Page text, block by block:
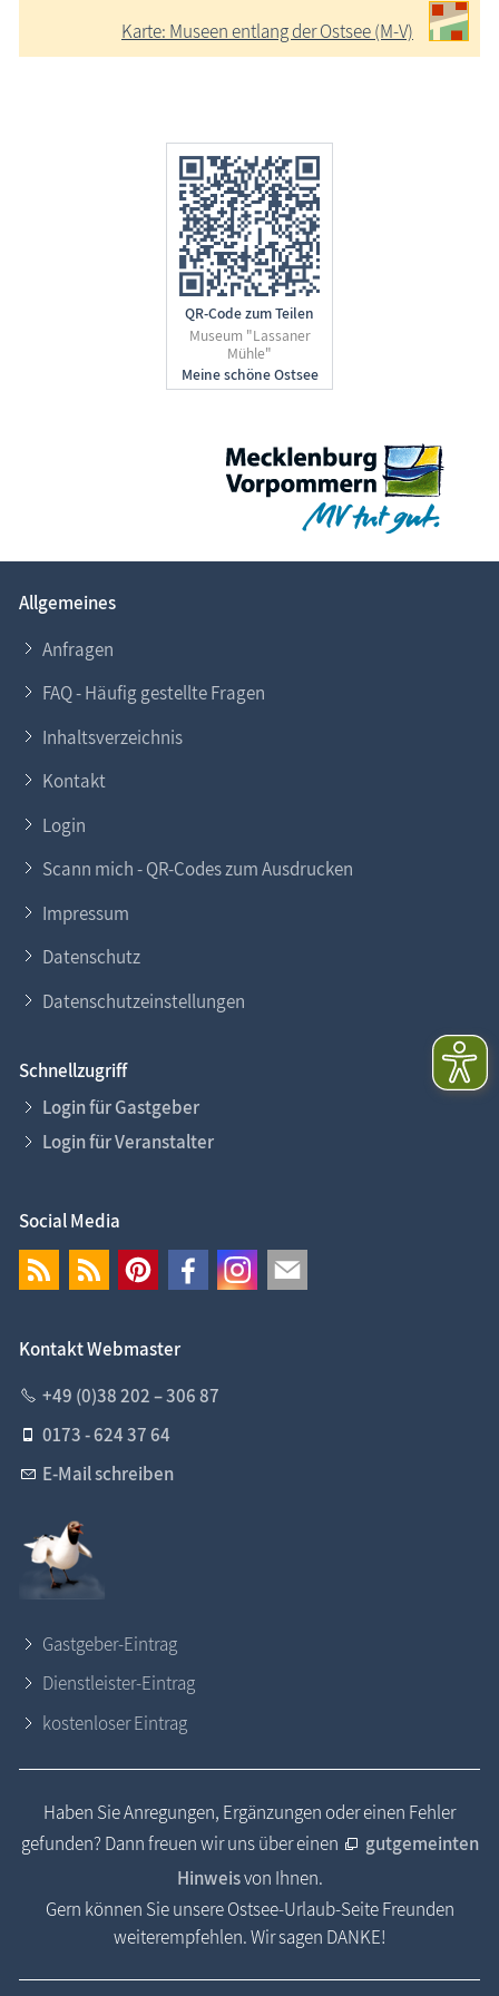
Karte: Museen entlang der Ostsee (M-V)
QR-Code zum Teilen
Museum "Lassaner
Mühle"
Allgemeines
Anfragen
FAQ - Häufig gestellte Fragen
Inhaltsverzeichnis
Kontakt
Login
Scann mich - QR-Codes zum Ausdrucken
Impressum
Datenschutz
Datenschutzeinstellungen
Schnellzugriff
Login für Gastgeber
Login für Veranstalter
Social Media
Kontakt Webmaster
+49 (0)38 202 – 306 87
0173 - 624 37 64
E-Mail schreiben
Gastgeber-Eintrag
Dienstleister-Eintrag
kostenloser Eintrag
Haben Sie Anregungen, Ergänzungen oder einen Fehler
gefunden? Dann freuen wir uns über einen
gutgemeinten
Hinweisvon Ihnen.
Gern können Sie unsere Ostsee-Urlaub-Seite Freunden
weiterempfehlen. Wir sagen DANKE!